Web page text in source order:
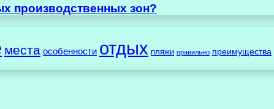
производственных зон?
места особенности отдых пляжи правильно преимущества